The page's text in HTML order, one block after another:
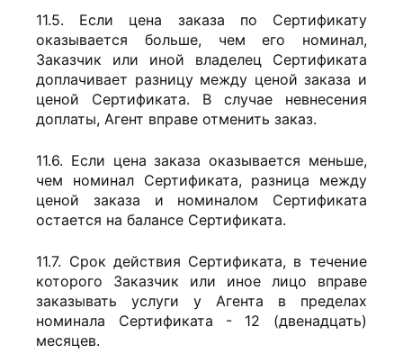
11.5. Если цена заказа по Сертификату
оказывается больше, чем его номинал,
Заказчик или иной владелец Сертификата
доплачивает разницу между ценой заказа и
ценой Сертификата. В случае невнесения
доплаты, Агент вправе отменить заказ.
11.6. Если цена заказа оказывается меньше,
чем номинал Сертификата, разница между
ценой заказа и номиналом Сертификата
остается на балансе Сертификата.
11.7. Срок действия Сертификата, в течение
которого Заказчик или иное лицо вправе
заказывать услуги у Агента в пределах
номинала Сертификата - 12 (двенадцать)
месяцев.